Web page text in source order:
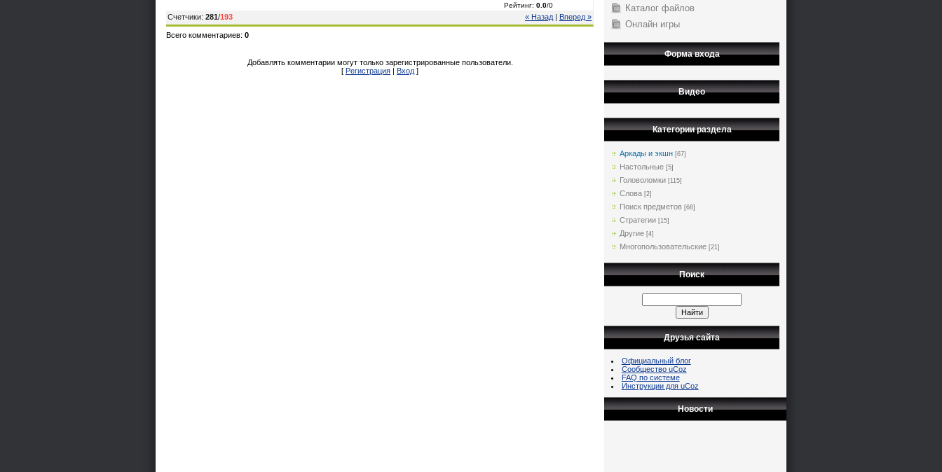
Рейтинг: 0.0/0
« Назад | Вперед »
Счетчики: 281/193
Всего комментариев: 0
Добавлять комментарии могут только зарегистрированные пользователи.
[ Регистрация | Вход ]
Каталог файлов
Онлайн игры
Форма входа
Видео
Категории раздела
Аркады и экшн [67]
Настольные [5]
Головоломки [115]
Слова [2]
Поиск предметов [68]
Стратегии [15]
Другие [4]
Многопользовательские [21]
Поиск
Друзья сайта
Официальный блог
Сообщество uCoz
FAQ по системе
Инструкции для uCoz
Новости